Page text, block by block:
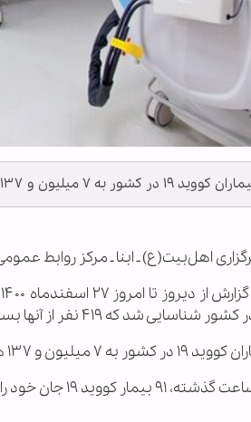
به ۷ میلیون و ۱۳۷ هزار و ۸۹۴ نفر رسید.
اهل‌بیت(ع) ـ ابنا ـ مرکز روابط
و ۱۳۷ هزار و ۸۹۴ نفر رسید.